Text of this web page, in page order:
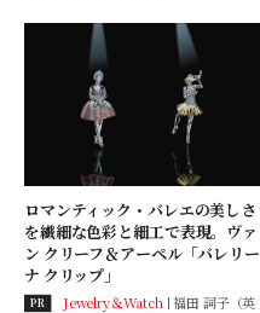
ロマンティック・バレエの美しさ
を繊細な色彩と細工で表現。ヴァ
ン クリーフ＆アーペル「バレリー
ナ クリップ」
PR Jewelry＆Watch 福田 詞子（英